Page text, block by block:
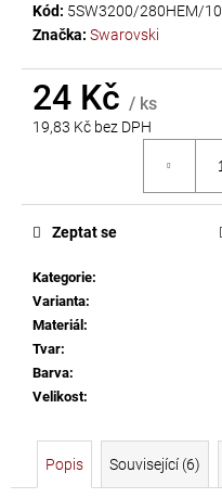
Kód: 5SW3200/280HEM/10
Značka: Swarovski
24 Kč / ks
19,83 Kč bez DPH
Kategorie:
Varianta:
Materiál:
Tvar:
Barva:
Velikost:
Zeptat se
Popis Související (6)
D
o
p
o
j
e
e
LEPIDLO
NA
KAMÍNKY
TEXTIL
GÜTERMANN